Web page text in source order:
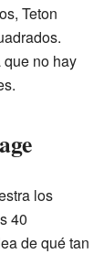
Teton
no hay
los
40
de qué tan